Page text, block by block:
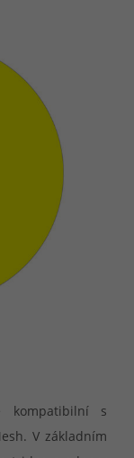
kompatibilní s
V základním